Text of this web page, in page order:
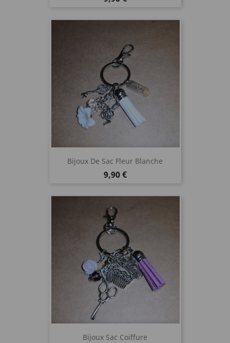
Bijoux De Sac Fleur Blanche
Prix
9,90 €
Bijoux Sac Coiffure